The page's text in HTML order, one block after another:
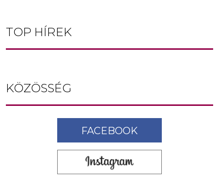
TOP HÍREK
KÖZÖSSÉG
FACEBOOK